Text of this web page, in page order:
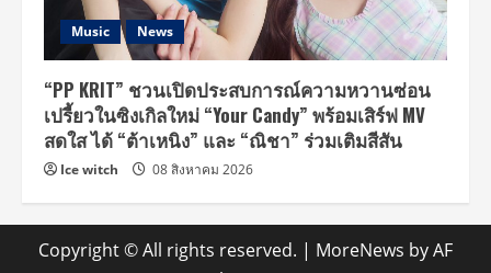
Music News
“PP KRIT” ชวนเปิดประสบการณ์ความหวานซ่อน
เปรี้ยวในซิงเกิลใหม่ “Your Candy” พร้อมเสิร์ฟ MV
สดใส ได้ “ต้าเหนิง” และ “ณิชา” ร่วมเติมสีสัน
Ice witch 08 สิงหาคม 2026
Copyright © All rights reserved. | MoreNews by AF